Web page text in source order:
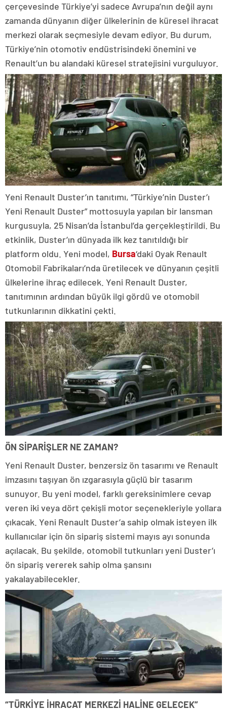
çerçevesinde Türkiye’yi sadece Avrupa’nın değil aynı
zamanda dünyanın diğer ülkelerinin de küresel ihracat
merkezi olarak seçmesiyle devam ediyor. Bu durum,
Türkiye’nin otomotiv endüstrisindeki önemini ve
Renault’un bu alandaki küresel stratejisini vurguluyor.
Yeni Renault Duster’ın tanıtımı, “Türkiye’nin Duster’ı
Yeni Renault Duster” mottosuyla yapılan bir lansman
kurgusuyla, 25 Nisan’da İstanbul’da gerçekleştirildi. Bu
etkinlik, Duster’ın dünyada ilk kez tanıtıldığı bir
platform oldu. Yeni model, Bursa‘daki Oyak Renault
Otomobil Fabrikaları’nda üretilecek ve dünyanın çeşitli
ülkelerine ihraç edilecek. Yeni Renault Duster,
tanıtımının ardından büyük ilgi gördü ve otomobil
tutkunlarının dikkatini çekti.
ÖN SİPARİŞLER NE ZAMAN?
Yeni Renault Duster, benzersiz ön tasarımı ve Renault
imzasını taşıyan ön ızgarasıyla güçlü bir tasarım
sunuyor. Bu yeni model, farklı gereksinimlere cevap
veren iki veya dört çekişli motor seçenekleriyle yollara
çıkacak. Yeni Renault Duster’a sahip olmak isteyen ilk
kullanıcılar için ön sipariş sistemi mayıs ayı sonunda
açılacak. Bu şekilde, otomobil tutkunları yeni Duster’ı
ön sipariş vererek sahip olma şansını
yakalayabilecekler.
“TÜRKİYE İHRACAT MERKEZİ HALİNE GELECEK”